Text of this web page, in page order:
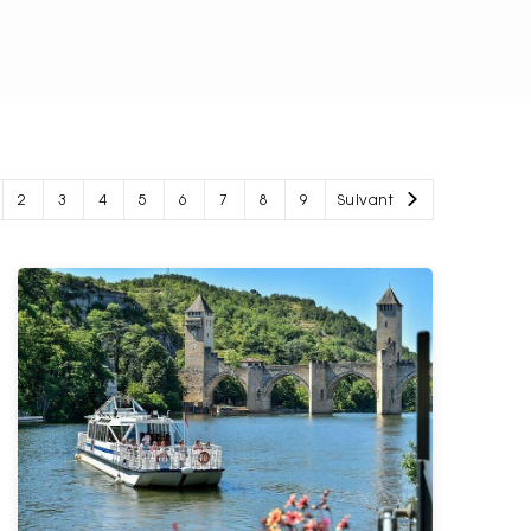
2 3 4 5 6 7 8 9 Suivant